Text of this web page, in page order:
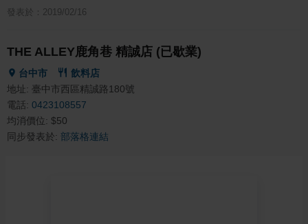
發表於： 2019/02/16
THE ALLEY鹿角巷 精誠店 (已歇業)
台中市
飲料店
地址: 臺中市西區精誠路180號
電話: 0423108557
均消價位: $50
同步發表於: 部落格連結